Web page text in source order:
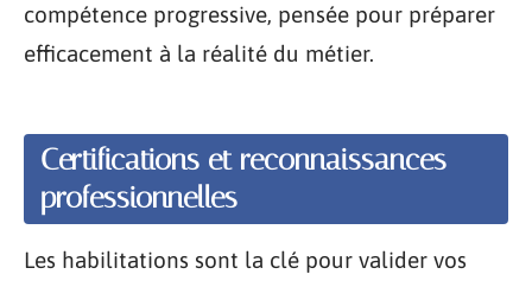
compétence progressive, pensée pour préparer
efficacement à la réalité du métier.
Certifications et reconnaissances
professionnelles
Les habilitations sont la clé pour valider vos